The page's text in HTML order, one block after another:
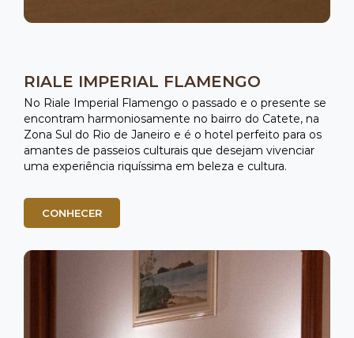
RIALE IMPERIAL FLAMENGO
No Riale Imperial Flamengo o passado e o presente se
encontram harmoniosamente no bairro do Catete, na
Zona Sul do Rio de Janeiro e é o hotel perfeito para os
amantes de passeios culturais que desejam vivenciar
uma experiência riquíssima em beleza e cultura.
CONHECER